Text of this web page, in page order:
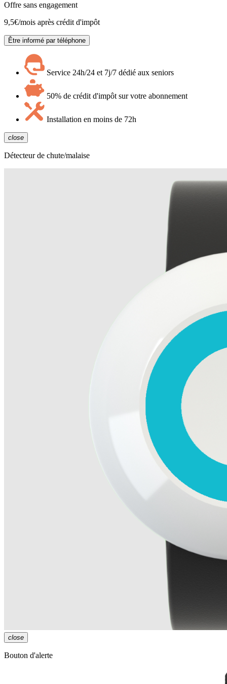
Offre sans engagement
9,5€/mois après crédit d'impôt
Être informé par téléphone
Service 24h/24 et 7j/7 dédié aux seniors
50% de crédit d'impôt sur votre abonnement
Installation en moins de 72h
close
Détecteur de chute/malaise
close
Bouton d'alerte